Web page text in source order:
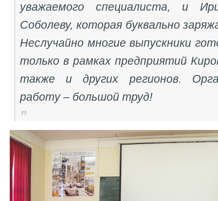
уважаемого специалиста, и
Соболеву, которая буквально
Неслучайно многие выпускники
только в рамках предприятий
также и других регионов.
работу – большой труд!